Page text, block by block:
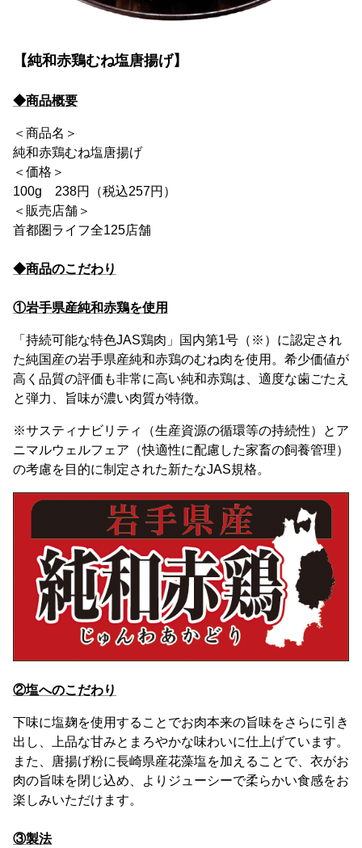
【純和赤鶏むね塩唐揚げ】
◆商品概要
＜商品名＞
純和赤鶏むね塩唐揚げ
＜価格＞
100g 238円（税込257円）
＜販売店舗＞
首都圏ライフ全125店舗
◆商品のこだわり
①岩手県産純和赤鶏を使用
「持続可能な特色JAS鶏肉」国内第1号（※）に認定され
た純国産の岩手県産純和赤鶏のむね肉を使用。希少価値が
高く品質の評価も非常に高い純和赤鶏は、適度な歯ごたえ
と弾力、旨味が濃い肉質が特徴。
※サスティナビリティ（生産資源の循環等の持続性）とア
ニマルウェルフェア（快適性に配慮した家畜の飼養管理）
の考慮を目的に制定された新たなJAS規格。
②塩へのこだわり
下味に塩麹を使用することでお肉本来の旨味をさらに引き
出し、上品な甘みとまろやかな味わいに仕上げています。
また、唐揚げ粉に長崎県産花藻塩を加えることで、衣がお
肉の旨味を閉じ込め、よりジューシーで柔らかい食感をお
楽しみいただけます。
③製法